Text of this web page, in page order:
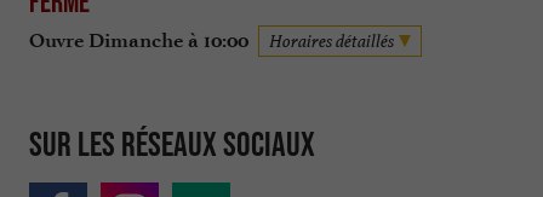
Ouvre Dimanche à 10:00 Horaires détaillés
Sur les réseaux sociaux